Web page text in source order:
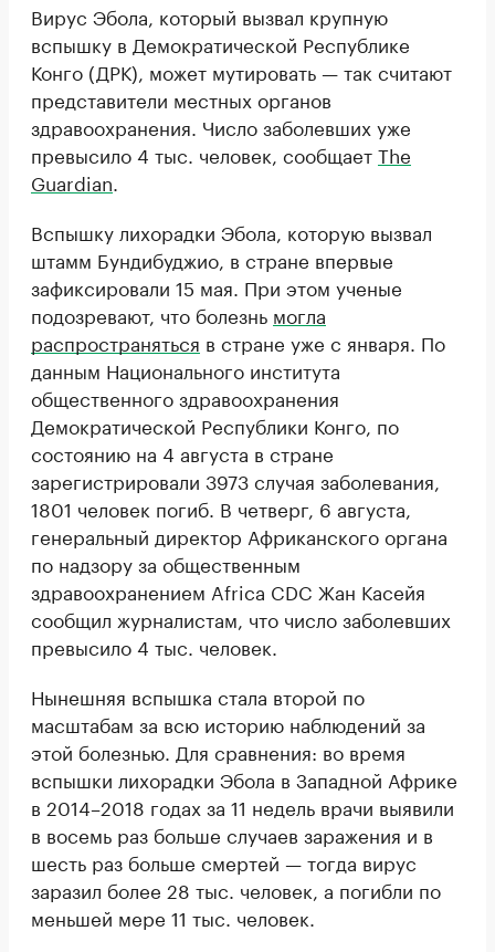
Вирус Эбола, который вызвал крупную
вспышку в Демократической Республике
Конго (ДРК), может мутировать — так считают
представители местных органов
здравоохранения. Число заболевших уже
превысило 4 тыс. человек, сообщаетThe
Guardian.
Вспышку лихорадки Эбола, которую вызвал
штамм Бундибуджио, в стране впервые
зафиксировали 15 мая. При этом ученые
подозревают, что болезнь могла
распространяться в стране уже с января. По
данным Национального института
общественного здравоохранения
Демократической Республики Конго, по
состоянию на 4 августа в стране
зарегистрировали 3973 случая заболевания,
1801 человек погиб. В четверг, 6 августа,
генеральный директор Африканского органа
по надзору за общественным
здравоохранением Africa CDC Жан Касейя
сообщил журналистам, что число заболевших
превысило 4 тыс. человек.
Нынешняя вспышка стала второй по
масштабам за всю историю наблюдений за
этой болезнью. Для сравнения: во время
вспышки лихорадки Эбола в Западной Африке
в 2014–2018 годах за 11 недель врачи выявили
в восемь раз больше случаев заражения и в
шесть раз больше смертей — тогда вирус
заразил более 28 тыс. человек, а погибли по
меньшей мере 11 тыс. человек.